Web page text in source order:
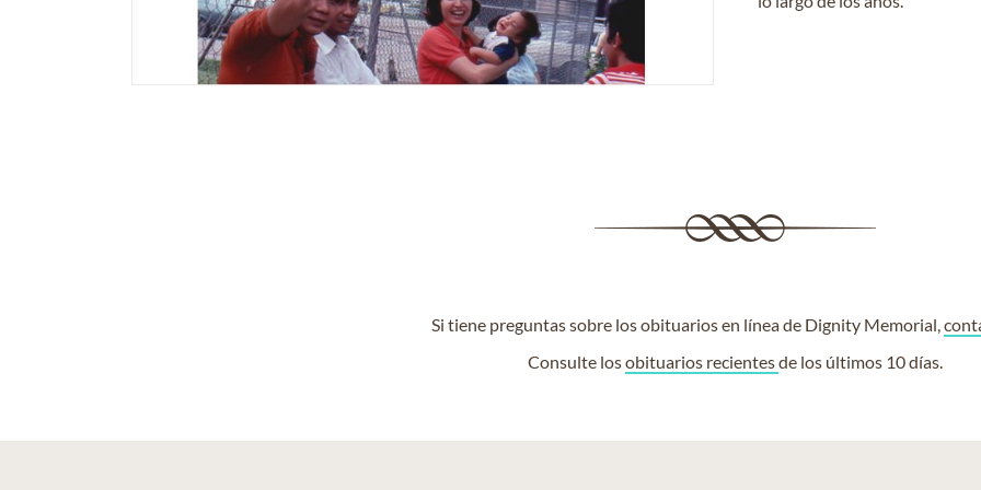
Si tiene preguntas sobre los obituarios en línea de Dignity Memorial,
Consulte losobituarios recientesde los últimos 10 días.